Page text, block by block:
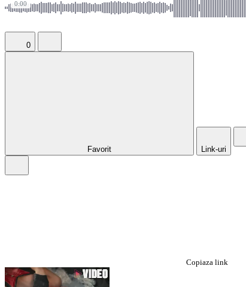
0:00
0
Favorit Link-uri
Copiaza link